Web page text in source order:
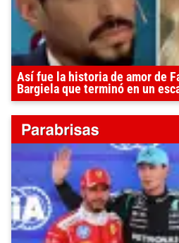
Así fue la historia de amor de
Bargiela que terminó en un